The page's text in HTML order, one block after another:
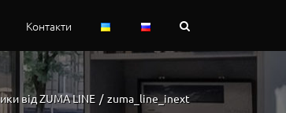
Контакти
від ZUMA LINE / zuma_line_inext